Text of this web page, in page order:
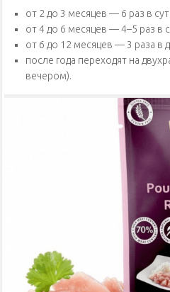
от 2 до 3 месяцев — 6 раз в
от 4 до 6 месяцев — 4–5 раз в
от 6 до 12 месяцев — 3 раза в
после года переходят на
вечером).